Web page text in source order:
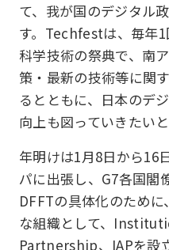
て、我が国のデジタル
す。Techfestは、毎年
科学技術の祭典で、南
策・最新の技術等に関
るとともに、日本のデ
向上も図っていきたいと
年明けは1月8日から16
パに出張し、G7各国閣
DFFTの具体化のため
な組織として、
Partnership、IAPを設